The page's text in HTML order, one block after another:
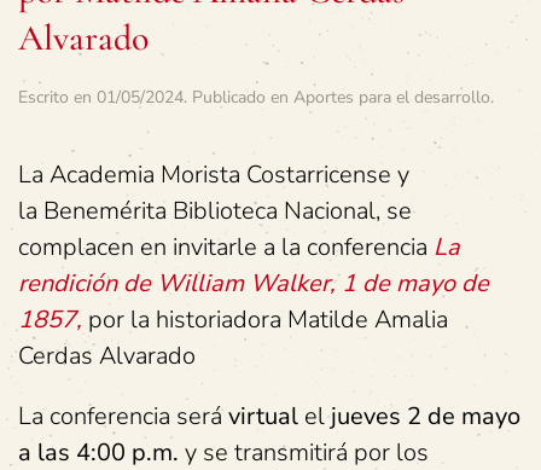
Alvarado
Escrito en 01/05/2024. Publicado en Aportes para el desarrollo.
La Academia Morista Costarricense y
la Benemérita Biblioteca Nacional, se
complacen en invitarle a la conferencia La
rendición de William Walker, 1 de mayo de
1857, por la historiadora Matilde Amalia
Cerdas Alvarado
La conferencia serávirtual eljueves 2 de mayo
a las 4:00 p.m. y se transmitirá por los